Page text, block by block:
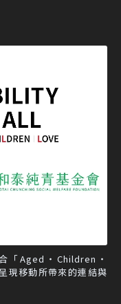
「Aged・Children・
現移動所帶來的連結與